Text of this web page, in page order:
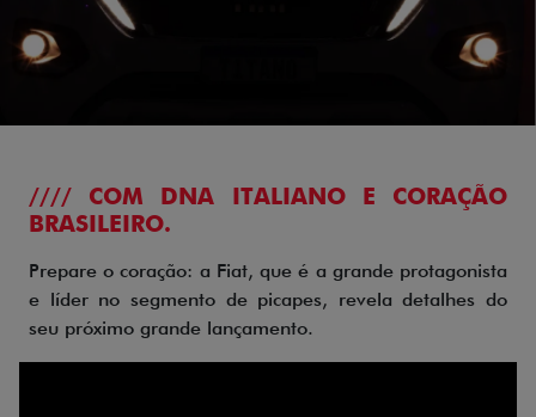
//// COM DNA ITALIANO E CORAÇÃO
BRASILEIRO.
Prepare o coração: a Fiat, que é a grande protagonista
e líder no segmento de picapes, revela detalhes do
seu próximo grande lançamento.